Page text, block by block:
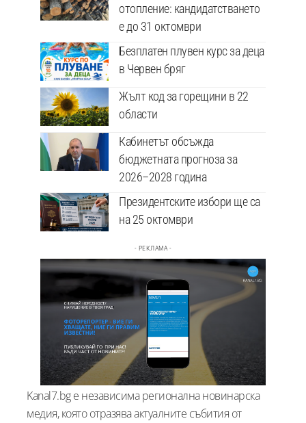
отопление: кандидатстването
е до 31 октомври
Безплатен плувен курс за деца
в Червен бряг
Жълт код за горещини в 22
области
Кабинетът обсъжда
бюджетната прогноза за
2026–2028 година
Президентските избори ще са
на 25 октомври
- РЕКЛАМА -
Kanal7.bg е независима регионална новинарска
медия, която отразява актуалните събития от